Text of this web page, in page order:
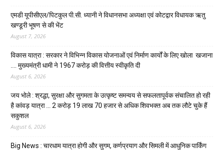
एमडी यूपीसीएल/पिटकुल पी.सी. ध्यानी ने विधानसभा अध्यक्षा एवं कोटद्वार विधायक ऋतु
खण्डूरी भूषण से की भेंट
August 7, 2026
विकास यात्रा : सरकार ने विभिन्न विकास योजनाओं एवं निर्माण कार्यों के लिए खोला खजाना
…. मुख्यमंत्री धामी ने ₹1967 करोड़ की वित्तीय स्वीकृति दी
August 6, 2026
जय भोले : श्रद्धा, सुरक्षा और सुगमता के उत्कृष्ट समन्वय से सफलतापूर्वक संचालित हो रही
है कांवड़ यात्रा … 2 करोड़ 19 लाख 70 हजार से अधिक शिवभक्त अब तक लौटे चुके हैं
सकुशल
August 6, 2026
Big News : चारधाम यात्रा होगी और सुगम, कर्णप्रयाग और सिमली में आधुनिक पार्किंग